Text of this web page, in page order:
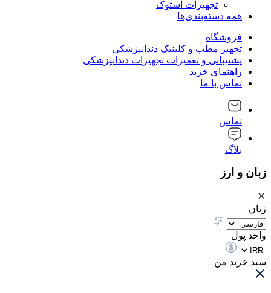
تجهیزات استوک
همه دسته‌بندی‌ها
فروشگاه
تجهیز مطب و کلینیک دندانپزشکی
پشتیبانی و تعمیرات تجهیزات دندانپزشکی
راهنمای خرید
تماس با ما
تماس
بلاگ
زبان و ارز
زبان
واحد پول
سبد خرید من